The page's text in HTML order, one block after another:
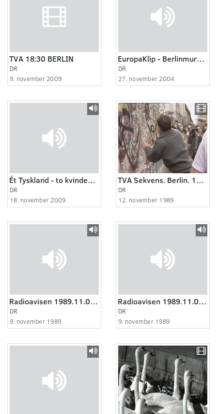
TVA 18:30 BERLIN
DR
9. november 2009
EuropaKlip - Berlinmuren i dag
DR
27. november 2004
Ét Tyskland - to kvindeskæbner
DR
18. november 2009
TVA Sekvens. Berlin. 12.11.1989.
DR
12. november 1989
Radioavisen 1989.11.09 kl. 20:00
DR
9. november 1989
Radioavisen 1989.11.09. kl. 20:00
DR
9. november 1989